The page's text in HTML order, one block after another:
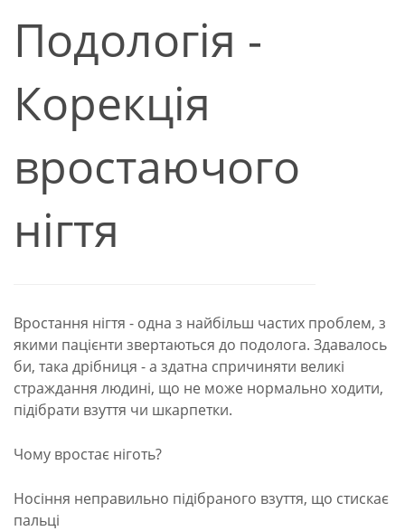
Подологія -
Корекція
вростаючого
нігтя
Вростання нігтя - одна з найбільш частих проблем, з
якими пацієнти звертаються до подолога. Здавалось
би, така дрібниця - а здатна спричиняти великі
страждання людині, що не може нормально ходити,
підібрати взуття чи шкарпетки.
Чому вростає ніготь?
Носіння неправильно підібраного взуття, що стискає
пальці